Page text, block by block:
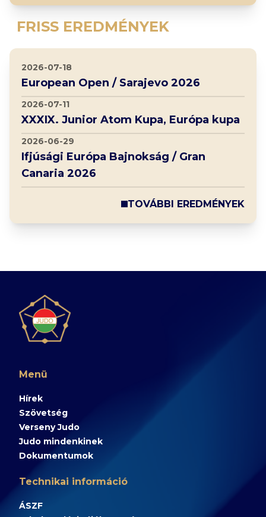
FRISS EREDMÉNYEK
2026-07-18
European Open / Sarajevo 2026
2026-07-11
XXXIX. Junior Atom Kupa, Európa kupa
2026-06-29
Ifjúsági Európa Bajnokság / Gran
Canaria 2026
TOVÁBBI EREDMÉNYEK
Menü
Hírek
Szövetség
Verseny Judo
Judo mindenkinek
Dokumentumok
Technikai információ
ÁSZF